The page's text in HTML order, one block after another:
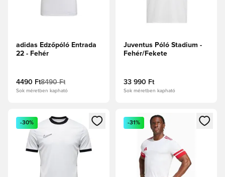
adidas Edzőpóló Entrada
22 - Fehér
4490 Ft8490 Ft
Sok méretben kapható
Juventus Póló Stadium -
Fehér/Fekete
33 990 Ft
Sok méretben kapható
Megnyit egy modált a bejelentkezéshez vagy a tagként
-30%
Megnyit egy modált a
-31%